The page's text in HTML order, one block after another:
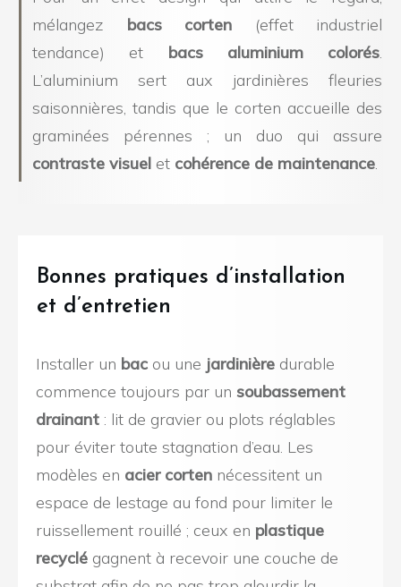
mélangez bacs corten (effet industriel
tendance) et bacs aluminium colorés.
L’aluminium sert aux jardinières fleuries
saisonnières, tandis que le corten accueille des
graminées pérennes ; un duo qui assure
contraste visuel et cohérence de maintenance.
Bonnes pratiques d’installation
et d’entretien
Installer un bac ou une jardinière durable
commence toujours par un soubassement
drainant : lit de gravier ou plots réglables
pour éviter toute stagnation d’eau. Les
modèles en acier corten nécessitent un
espace de lestage au fond pour limiter le
ruissellement rouillé ; ceux en plastique
recyclé gagnent à recevoir une couche de